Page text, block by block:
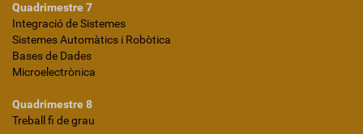
Quadrimestre 7
Integració de Sistemes
Sistemes Automàtics i Robòtica
Bases de Dades
Microelectrònica
Quadrimestre 8
Treball fi de grau